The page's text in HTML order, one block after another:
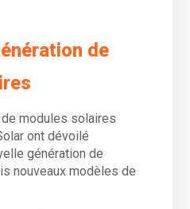
de
modules solaires
ont dévoilé
génération de
nouveaux modèles de